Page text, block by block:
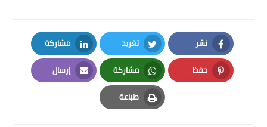
نشر
Facebook
تغريد
Twitter
مشاركة
LinkedIn
حفظ
Pinterest
مشاركة
Whatsapp
إرسال
Email
طباعة
Print